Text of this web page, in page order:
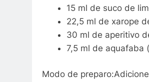
15 ml de suco de
22,5 ml de xarope
30 ml de aperitivo
7,5 ml de aquafaba
Modo de